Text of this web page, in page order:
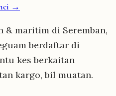
→
& maritim di Seremban,
berdaftar di
kes berkaitan
kargo, bil muatan.